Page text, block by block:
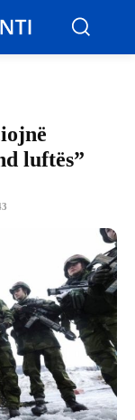
luftës”